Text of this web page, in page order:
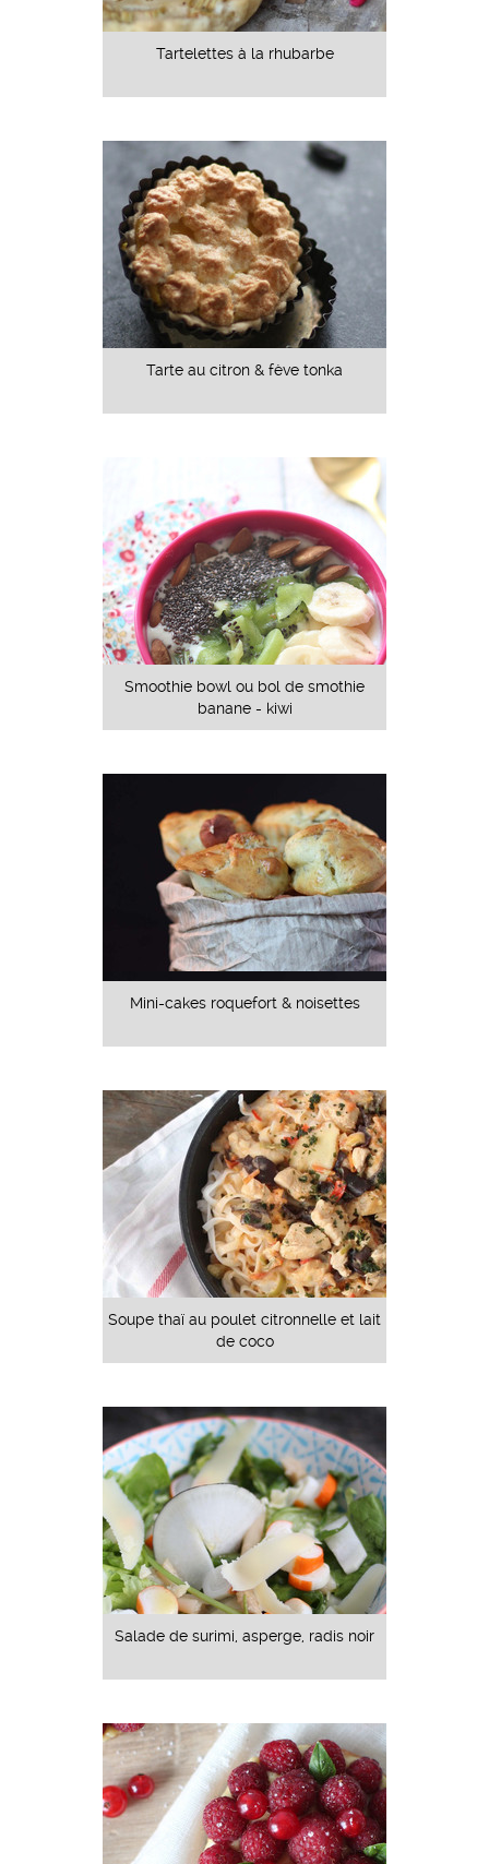
Tartelettes à la rhubarbe
Tarte au citron & fève tonka
Smoothie bowl ou bol de smothie
banane - kiwi
Mini-cakes roquefort & noisettes
Soupe thaï au poulet citronnelle et lait
de coco
Salade de surimi, asperge, radis noir